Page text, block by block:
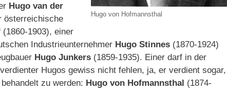
Hugo von Hofmannsthal
Hugo van der
österreichische
(1860-1903), einer
Industrieunternehmer Hugo Stinnes (1870-1924)
Hugo Junkers (1859-1935). Einer darf in der
Hugos gewiss nicht fehlen, ja, er verdient sogar,
zu werden: Hugo von Hofmannsthal (1874-